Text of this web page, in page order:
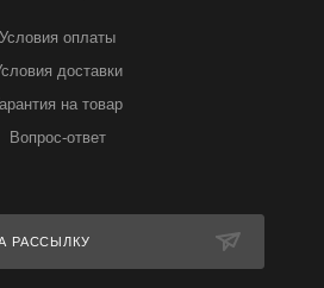
Условия оплаты
доставки
на товар
Вопрос-ответ
РАССЫЛКУ